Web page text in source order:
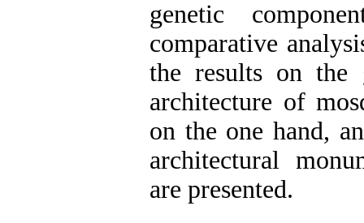
genetic
comparative
the results on the
architecture of
on the one hand,
architectural
are presented.